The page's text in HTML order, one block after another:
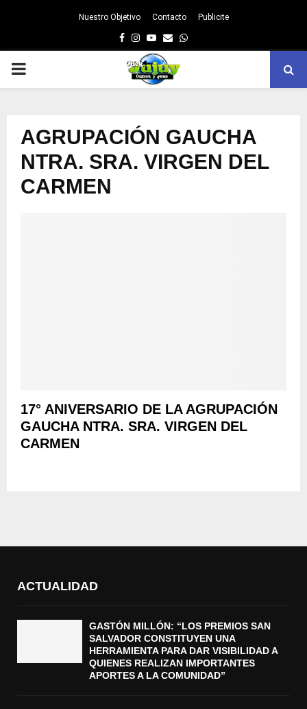
Nuestro Objetivo Contacto Publicite
Facebook
Instagram
Youtube
EmailWhatsapp
PRIMARY
AGRUPACIÓN GAUCHA
NTRA. SRA. VIRGEN DEL
CARMEN
17° ANIVERSARIO DE LA AGRUPACIÓN
GAUCHA NTRA. SRA. VIRGEN DEL
CARMEN
ACTUALIDAD
GASTÓN MILLÓN: “LOS PREMIOS SAN
SALVADOR CONSTITUYEN UNA
HERRAMIENTA PARA DAR VISIBILIDAD A
QUIENES REALIZAN IMPORTANTES
APORTES A LA COMUNIDAD”